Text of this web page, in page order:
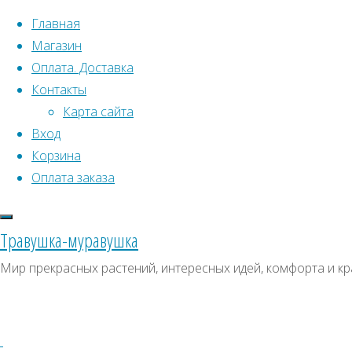
Перейти к содержимому
Главная
Магазин
Оплата. Доставка
Контакты
Карта сайта
Вход
Корзина
Оплата заказа
Травушка-муравушка
Мир прекрасных растений, интересных идей, комфорта и
Что искать:
Поиск
плющ,
Партеноциссус
ДК0020
Искать:
СКИДКИ, АКЦИИ